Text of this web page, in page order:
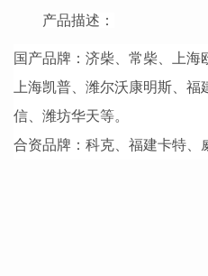
产品描述：
国产品牌：济柴、常柴、上海
上海凯普、潍尔沃康明斯、
信、潍坊华天等。
合资品牌：科克、福建卡特、